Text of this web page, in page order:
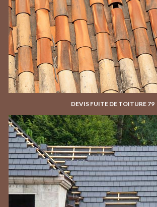
DEVIS FUITE DE TOITURE 79